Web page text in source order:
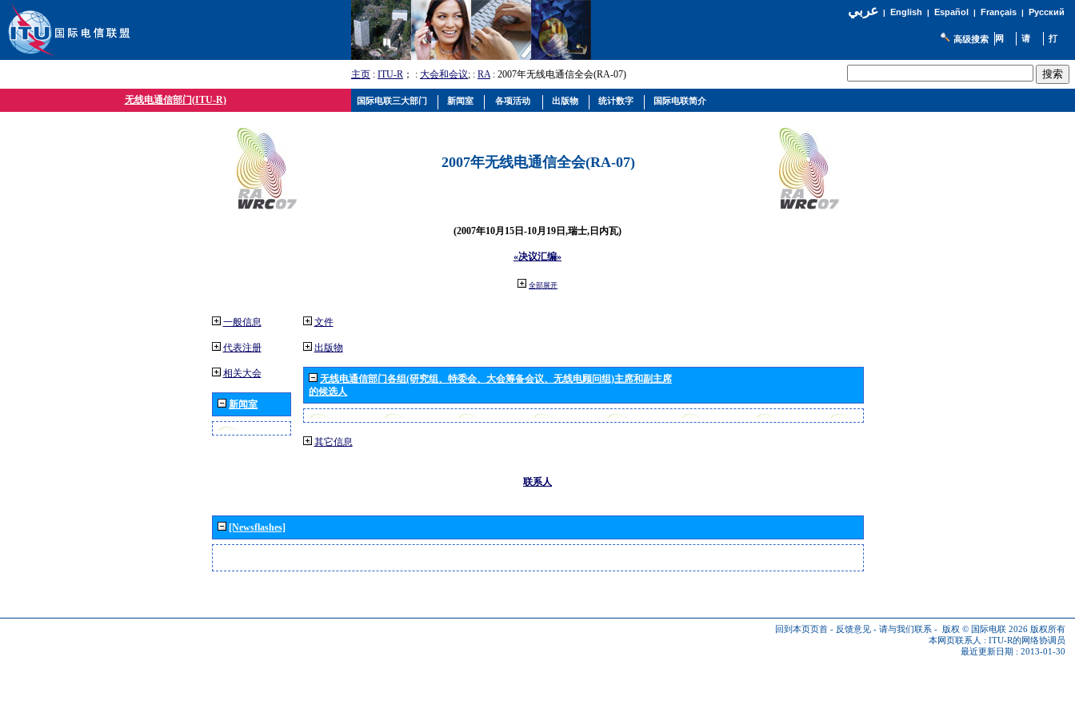
عربي| English | Español | Français| Русский
高级搜索
主页 : ITU-R ； : 大会和会议; : RA: 2007年无线电通信全会(RA-07)
无线电通信部门(ITU-R)
2007年无线电通信全会(RA-07)
(2007年10月15日-10月19日,瑞士,日内瓦)
«决议汇编»
全部展开
一般信息
代表注册
相关大会
新闻室
文件
出版物
无线电通信部门各组(研究组、特委会、大会筹备会议、无线电顾问组)主席和副主席
的候选人
其它信息
联系人
[Newsflashes]
回到本页页首 - 反馈意见 - 请与我们联系 - 版权 © 国际电联 2026 版权所有
本网页联系人 : ITU-R的网络协调员
最近更新日期 : 2013-01-30
国际电联三大部门 新闻室 各项活动 出版物 统计数字 国际电联简介